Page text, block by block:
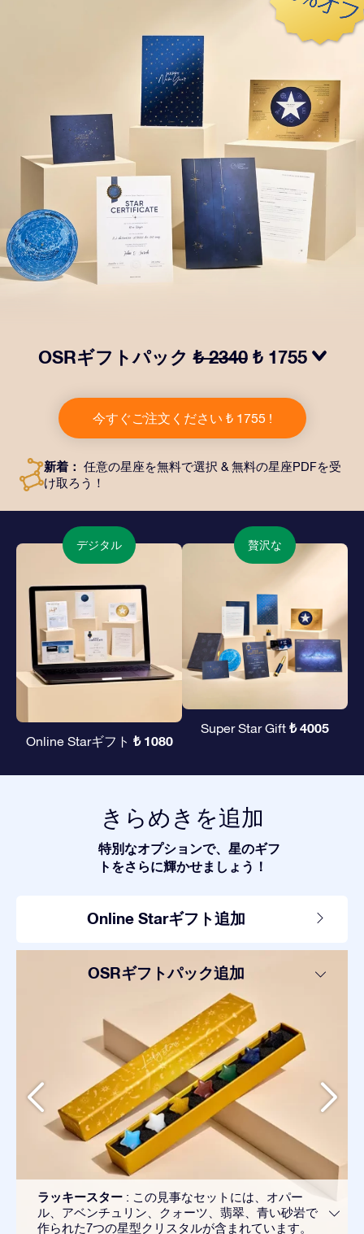
OSRギフトパック₺ 2340 ₺ 1755
所に送付される美しい封筒とカスタマイズされたドキュ
メント、デジタルドキュメントが含まれている他、弊社
のアプリを無料で利用できます。大切や人や友達に永遠
今すぐご注文ください ₺ 1755 !
新着： 任意の星座を無料で選択 & 無料の星座PDFを受
け取ろう！
デジタル
Online Starギフト ₺ 1080
贅沢な
Super Star Gift ₺ 4005
きらめきを追加
特別なオプションで、星のギフ
トをさらに輝かせましょう！
Online Starギフト追加
OSRギフトパック追加
ラッキースター : この見事なセットには、オパー
ル、アベンチュリン、クォーツ、翡翠、青い砂岩で
作られた7つの星型クリスタルが含まれています。